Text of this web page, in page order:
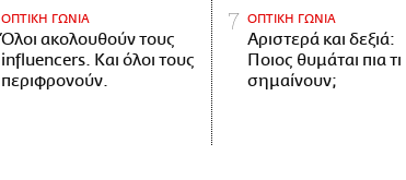
ΟΠΤΙΚΗ ΓΩΝΙΑ
Όλοι ακολουθούν τους
influencers. Και όλοι τους
περιφρονούν.
ΟΠΤΙΚΗ ΓΩΝΙΑ
Αριστερά και δεξιά:
Ποιος θυμάται πια τι
σημαίνουν;